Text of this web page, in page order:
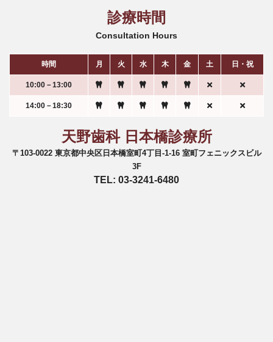
診療時間
Consultation Hours
時間 月 火 水 木 金 土 日・祝
10:00－13:00
14:00－18:30
天野歯科 日本橋診療所
〒103-0022 東京都中央区日本橋室町4丁目-1-16 室町フェニックスビル
3F
TEL: 03-3241-6480